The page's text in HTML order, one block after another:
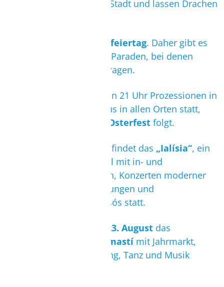
im Rodíni-Park in Rhodos Stadt und lassen Drachen
25. März ist Nationalfeiertag. Daher gibt es
Kranzniederlegungen und Paraden, bei denen
Schulkinder oft Trachten tragen.
finden gegen 21 Uhr Prozessionen in
Gedenken an Jesus Christus in allen Orten statt,
Osterfest folgt.
In der ersten Augusthälfte findet das „Ialísia“, ein
Kultur- und Folklorefestival mit in- und
ausländischen Volkstänzen, Konzerten moderner
Interpreten, Kunstausstellungen und
Sportwettkämpfen in Ialissós statt.
14. bis 23. August das
Muttergottesfest in Kremastí mit Jahrmarkt,
Kunsthandwerksausstellung, Tanz und Musik